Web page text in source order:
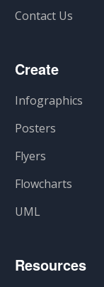
Contact Us
Create
Infographics
Posters
Flyers
Flowcharts
UML
Resources